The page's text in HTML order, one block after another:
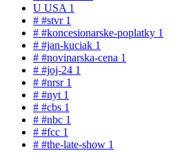
U USA 1
# #stvr 1
# #koncesionarske-poplatky 1
# #jan-kuciak 1
# #novinarska-cena 1
# #joj-24 1
# #nrsr 1
# #nyt 1
# #cbs 1
# #nbc 1
# #fcc 1
# #the-late-show 1